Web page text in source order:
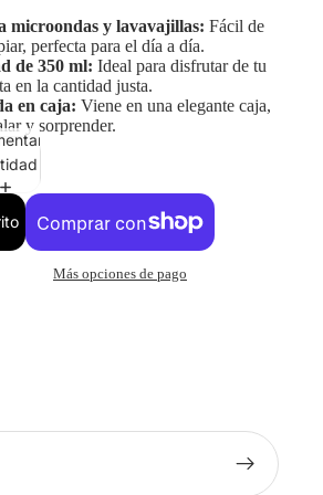
microondas y lavavajillas: Fácil de
perfecta para el día a día.
de 350 ml: Ideal para disfrutar de tu
en la cantidad justa.
en caja: Viene en una elegante caja,
y sorprender.
Más opciones de pago